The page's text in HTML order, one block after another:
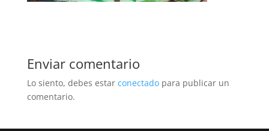
Enviar comentario
Lo siento, debes estar conectadopara publicar un
comentario.